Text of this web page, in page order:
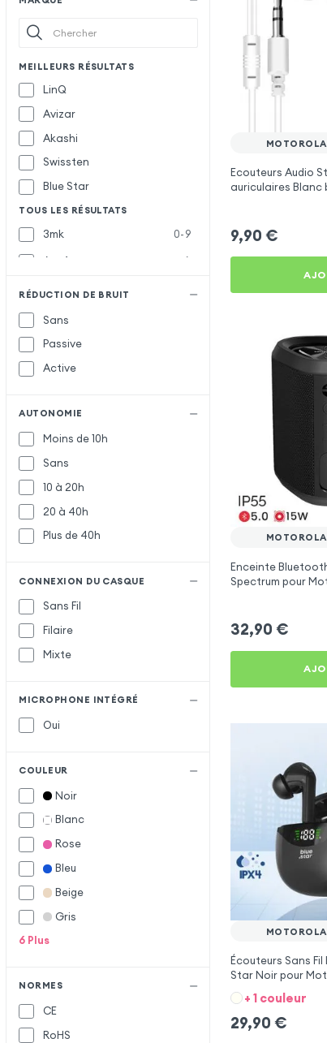
MEILLEURS RÉSULTATS
LinQ
Avizar
Akashi
Swissten
Blue Star
TOUS LES RÉSULTATS
3mk
0-9
Acefast
A
Bigben
Defunc
Force Play
F
Forever
Hoco
Inkax
JBL
Remax
Samsung
Setty
RÉDUCTION DE BRUIT
Sans
Passive
Active
AUTONOMIE
Moins de 10h
Sans
10 à 20h
20 à 40h
Plus de 40h
CONNEXION DU CASQUE
Sans Fil
Filaire
Mixte
MICROPHONE INTÉGRÉ
Oui
COULEUR
Noir
Blanc
Rose
Bleu
Beige
Gris
6 Plus
NORMES
CE
RoHS
Ecouteurs Audio
auriculaires Blanc
9,90 €
Enceinte
Spectrum pour
32,90 €
Écouteurs Sans Fil
Star Noir pour
+ 1 couleur
29,90 €